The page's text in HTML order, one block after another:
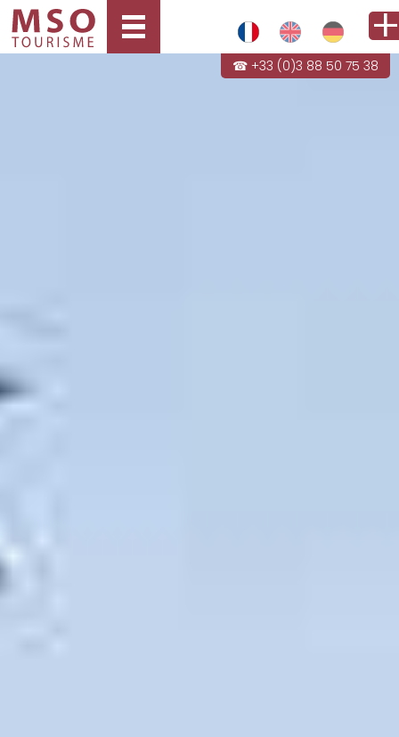
☎ +33 (0)3 88 50 75 38